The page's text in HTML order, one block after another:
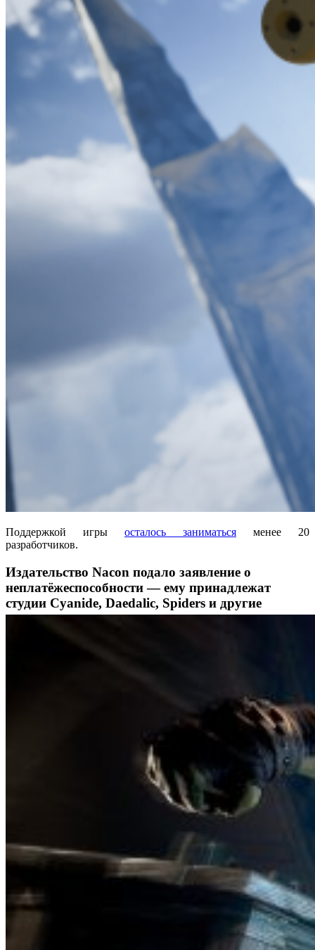
Поддержкой игры осталось заниматься менее 20
разработчиков.
Издательство Nacon подало заявление о
неплатёжеспособности — ему принадлежат
студии Cyanide, Daedalic, Spiders и другие